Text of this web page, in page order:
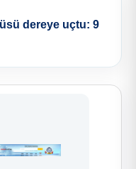
dereye uçtu: 9